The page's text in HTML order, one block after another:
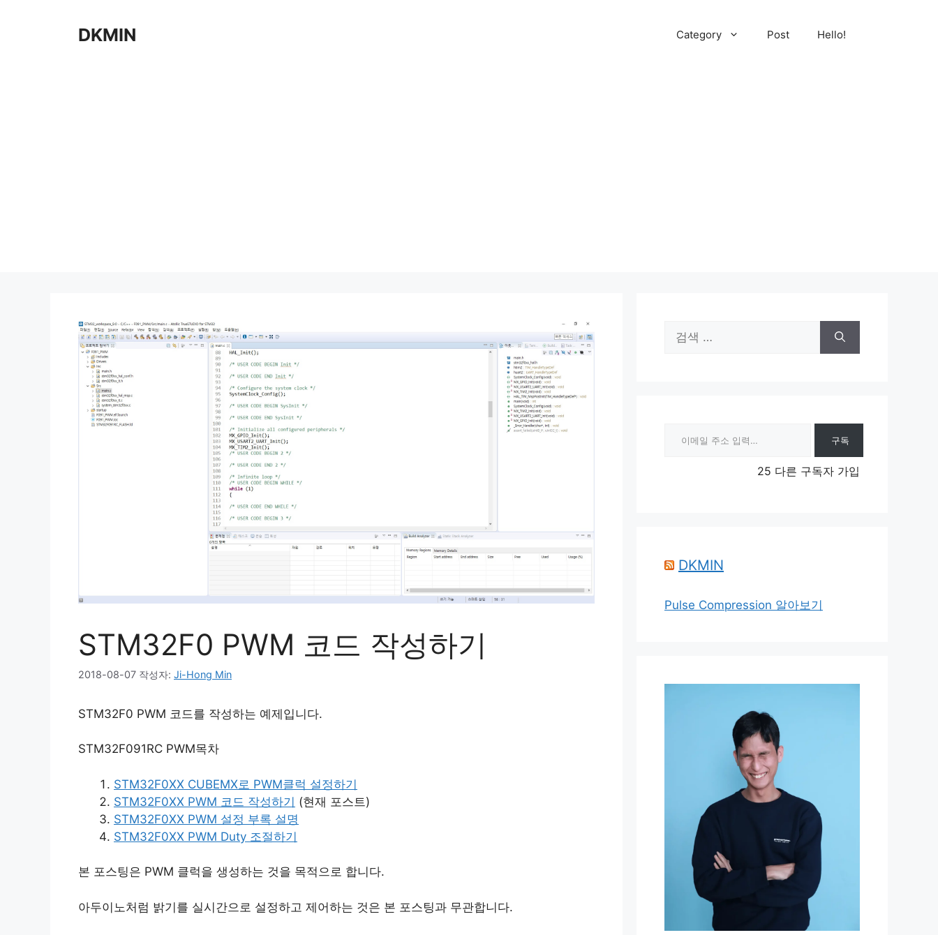
DKMIN Category Post Hello!
STM32F0 PWM 코드 작성하기
2018-08-07 작성자: Ji-Hong Min
STM32F0 PWM 코드를 작성하는 예제입니다.
STM32F091RC PWM목차
STM32F0XX CUBEMX로 PWM클럭 설정하기
STM32F0XX PWM 코드 작성하기 (현재 포스트)
STM32F0XX PWM 설정 부록 설명
STM32F0XX PWM Duty 조절하기
본 포스팅은 PWM 클럭을 생성하는 것을 목적으로 합니다.
아두이노처럼 밝기를 실시간으로 설정하고 제어하는 것은 본 포스팅과 무관합니다.
색:
구독
25 다른 구독자 가입
DKMIN
Pulse Compression 알아보기